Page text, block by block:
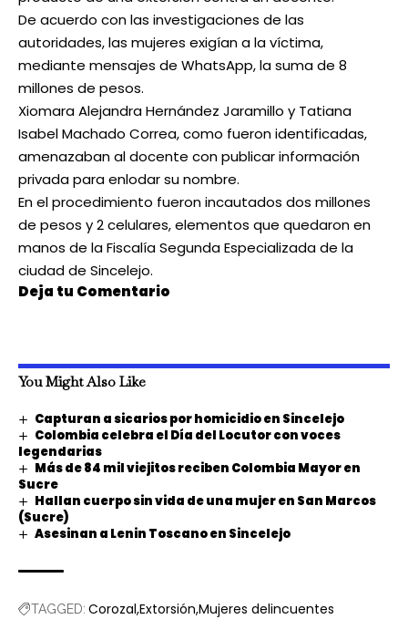
De acuerdo con las investigaciones de las
autoridades, las mujeres exigían a la víctima,
mediante mensajes de WhatsApp, la suma de 8
millones de pesos.
Xiomara Alejandra Hernández Jaramillo y Tatiana
Isabel Machado Correa, como fueron identificadas,
amenazaban al docente con publicar información
privada para enlodar su nombre.
En el procedimiento fueron incautados dos millones
de pesos y 2 celulares, elementos que quedaron en
manos de la Fiscalía Segunda Especializada de la
ciudad de Sincelejo.
Deja tu Comentario
You Might Also Like
Capturan a sicarios por homicidio en Sincelejo
Colombia celebra el Día del Locutor con voces
legendarias
Más de 84 mil viejitos reciben Colombia Mayor en
Sucre
Hallan cuerpo sin vida de una mujer en San Marcos
(Sucre)
Asesinan a Lenin Toscano en Sincelejo
TAGGED: Corozal Extorsión Mujeres delincuentes